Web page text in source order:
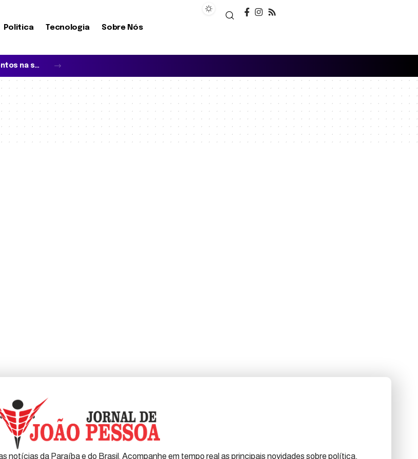
Politica Tecnologia Sobre Nós
O que realmente define a cobertura de medicamentos na saúde suplementar?
notícias da Paraíba e do Brasil. Acompanhe em tempo real as principais novidades sobre política,